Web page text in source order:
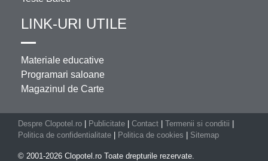
LINK-URI UTILE
Materiale educative
Programari saloane
Magazinul de Carte
Despre Clopotel.ro Publicitate Contact Termenii si conditii
Politica de confidentialitate
Politica de cookies Sitemap
© 2001-2026 Clopotel.ro Toate drepturile rezervate.